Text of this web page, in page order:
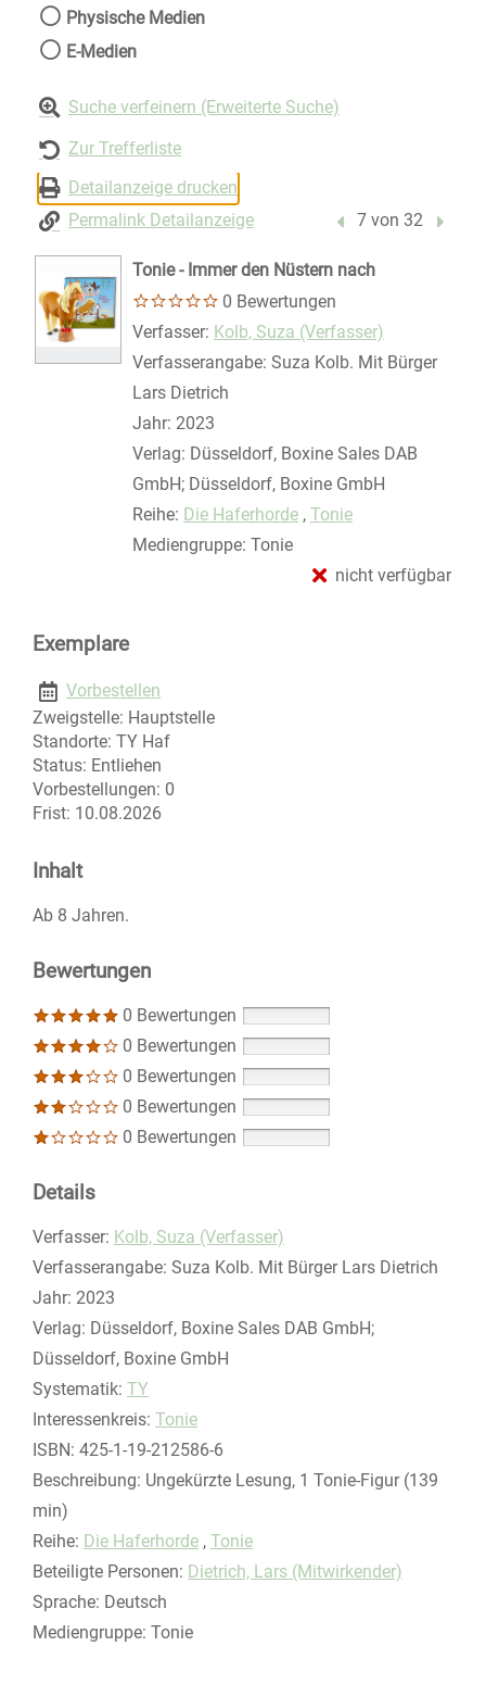
Physische Medien
E-Medien
Suche verfeinern (Erweiterte Suche)
Zur Trefferliste
Detailanzeige drucken
Permalink Detailanzeige
Vorheriger Treffer
7 von 32
Tonie - Immer den Nüstern nach
0 Bewertungen
Verfasser: Suche nach diesem Verfasser
Kolb, Suza (Verfasser)
Verfasserangabe: Suza Kolb. Mit Bürger
Lars Dietrich
Jahr: 2023
Verlag: Düsseldorf, Boxine Sales DAB
GmbH; Düsseldorf, Boxine GmbH
Reihe: Die Haferhorde , Tonie
Mediengruppe: Tonie
nicht verfügbar
Exemplare
Vorbestellen
Zweigstelle: Hauptstelle
Standorte: TY Haf
Status: Entliehen
Vorbestellungen: 0
Frist: 10.08.2026
Inhalt
Ab 8 Jahren.
Bewertungen
0 Bewertungen
0 Bewertungen
0 Bewertungen
0 Bewertungen
0 Bewertungen
Details
Verfasser: Suche nach diesem Verfasser
Kolb, Suza (Verfasser)
Verfasserangabe: Suza Kolb. Mit Bürger Lars Dietrich
Jahr: 2023
Verlag: Düsseldorf, Boxine Sales DAB GmbH;
Düsseldorf, Boxine GmbH
opens in new tab
Diesen Link in neuem Tab öffnen
Systematik: Suche nach dieser Systematik
TY
Interessenkreis: Suche nach diesem Interessenskreis
Tonie
ISBN: 425-1-19-212586-6
Beschreibung: Ungekürzte Lesung, 1 Tonie-Figur (139
min)
Reihe: Die Haferhorde , Tonie
Beteiligte Personen: Suche nach dieser Beteiligten Person
Dietrich, Lars (Mitwirkender)
Sprache: Deutsch
Mediengruppe: Tonie